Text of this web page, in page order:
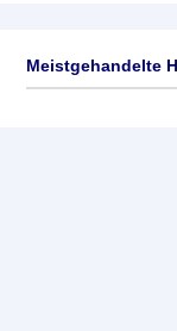
Meistgehandelte